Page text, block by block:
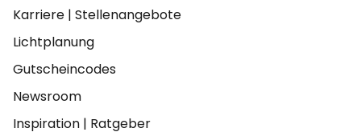
Karriere | Stellenangebote
Lichtplanung
Gutscheincodes
Newsroom
Inspiration | Ratgeber